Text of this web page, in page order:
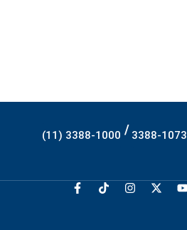
(11) 3388-1000 / 3388-1073